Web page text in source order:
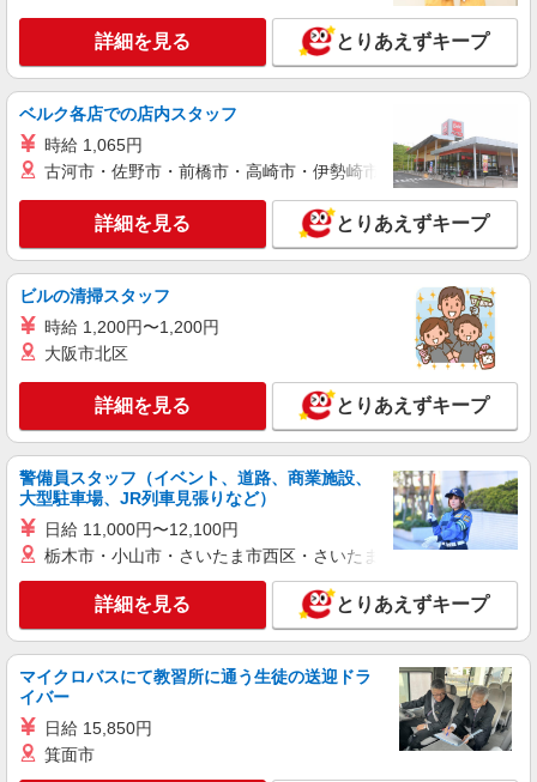
詳細を見る とりあえずキープ
ベルク各店での店内スタッフ
時給 1,065円
古河市・佐野市・前橋市・高崎市・伊勢崎市・太田市・館林市
詳細を見る とりあえずキープ
ビルの清掃スタッフ
時給 1,200円〜1,200円
大阪市北区
詳細を見る とりあえずキープ
警備員スタッフ（イベント、道路、商業施設、
大型駐車場、JR列車見張りなど）
日給 11,000円〜12,100円
栃木市・小山市・さいたま市西区・さいたま市岩槻区・久喜市・
詳細を見る とりあえずキープ
マイクロバスにて教習所に通う生徒の送迎ドラ
イバー
日給 15,850円
箕面市